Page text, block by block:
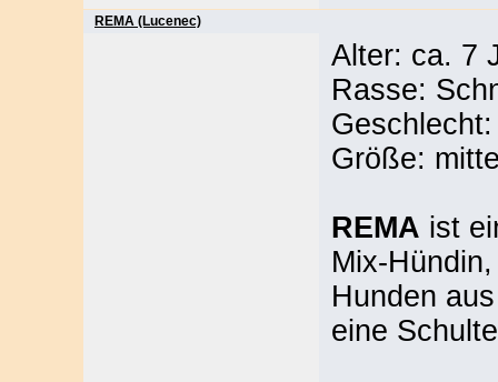
REMA (Lucenec)
Alter: ca. 7
Rasse:
Größe:
REMA ist
Mix-
Hunden
eine